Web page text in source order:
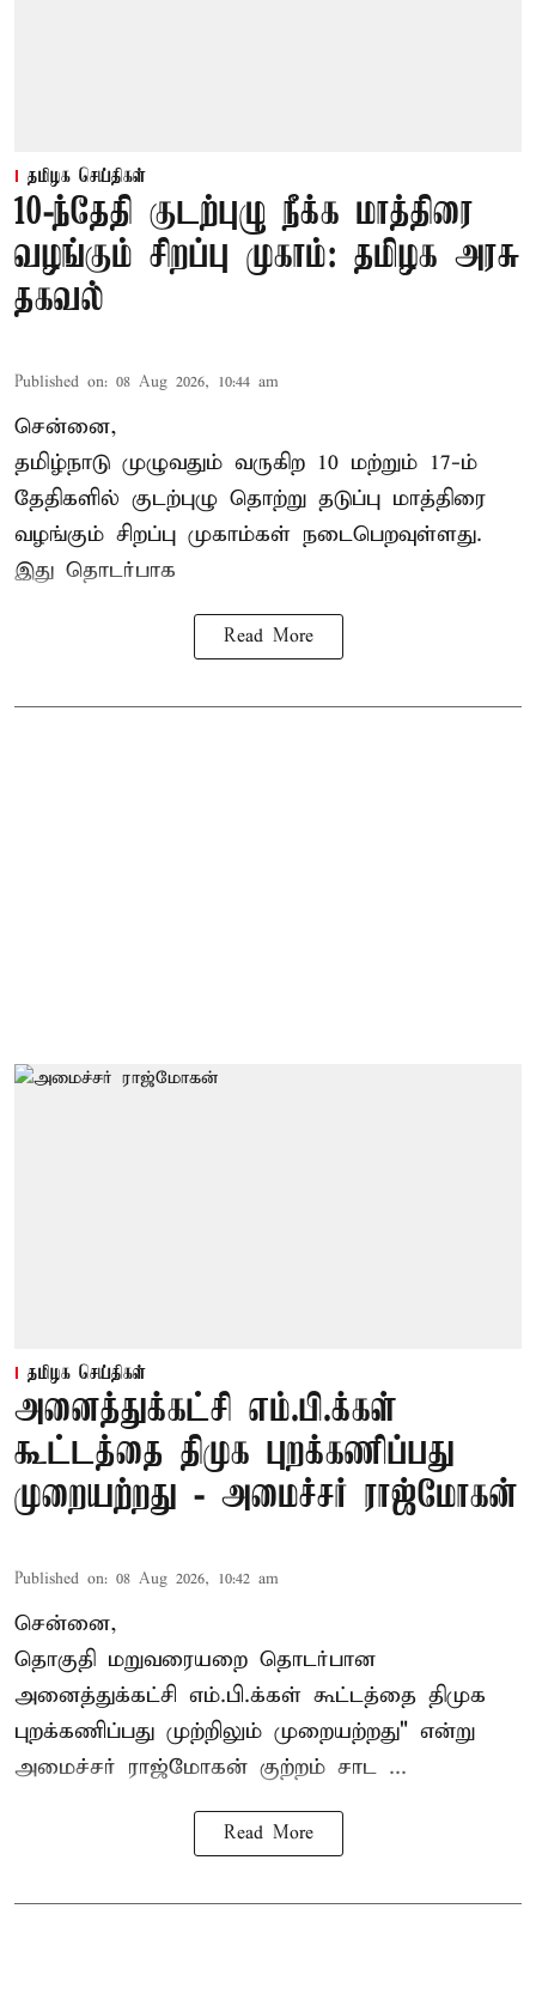
தமிழக செய்திகள்
10-ந்தேதி குடற்புழு நீக்க மாத்திரை
வழங்கும் சிறப்பு முகாம்: தமிழக அரசு
தகவல்
Published on: 08 Aug 2026, 10:44 am
சென்னை,
தமிழ்நாடு முழுவதும் வருகிற 10 மற்றும் 17-ம்
தேதிகளில் குடற்புழு தொற்று தடுப்பு மாத்திரை
வழங்கும் சிறப்பு முகாம்கள் நடைபெறவுள்ளது.
இது தொடர்பாக
Read More
தமிழக செய்திகள்
அனைத்துக்கட்சி எம்.பி.க்கள்
கூட்டத்தை திமுக புறக்கணிப்பது
முறையற்றது - அமைச்சர் ராஜ்மோகன்
Published on: 08 Aug 2026, 10:42 am
சென்னை,
தொகுதி மறுவரையறை தொடர்பான
அனைத்துக்கட்சி எம்.பி.க்கள் கூட்டத்தை திமுக
புறக்கணிப்பது முற்றிலும் முறையற்றது" என்று
அமைச்சர் ராஜ்மோகன் குற்றம் சாட ...
Read More